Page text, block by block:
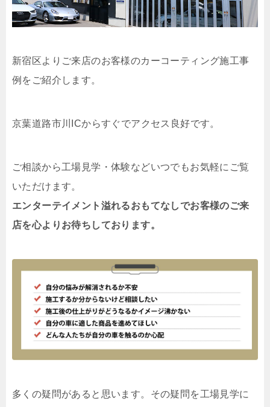
新宿区よりご来店のお客様のカーコーティング施工事
例をご紹介します。
京葉道路市川ICからすぐでアクセス良好です。
ご相談から工場見学・体験などいつでもお気軽にご覧
いただけます。
エンターテイメント溢れるおもてなしでお客様のご来
店を心よりお待ちしております。
多くの疑問があると思います。その疑問を工場見学に